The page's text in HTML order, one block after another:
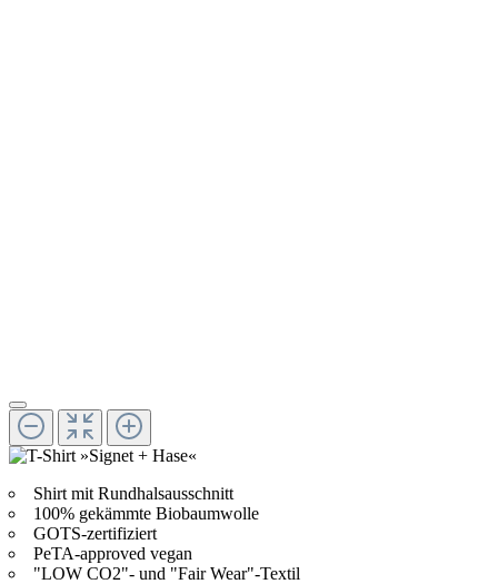
Shirt mit Rundhalsausschnitt
100% gekämmte Biobaumwolle
GOTS-zertifiziert
PeTA-approved vegan
"LOW CO2"- und "Fair Wear"-Textil